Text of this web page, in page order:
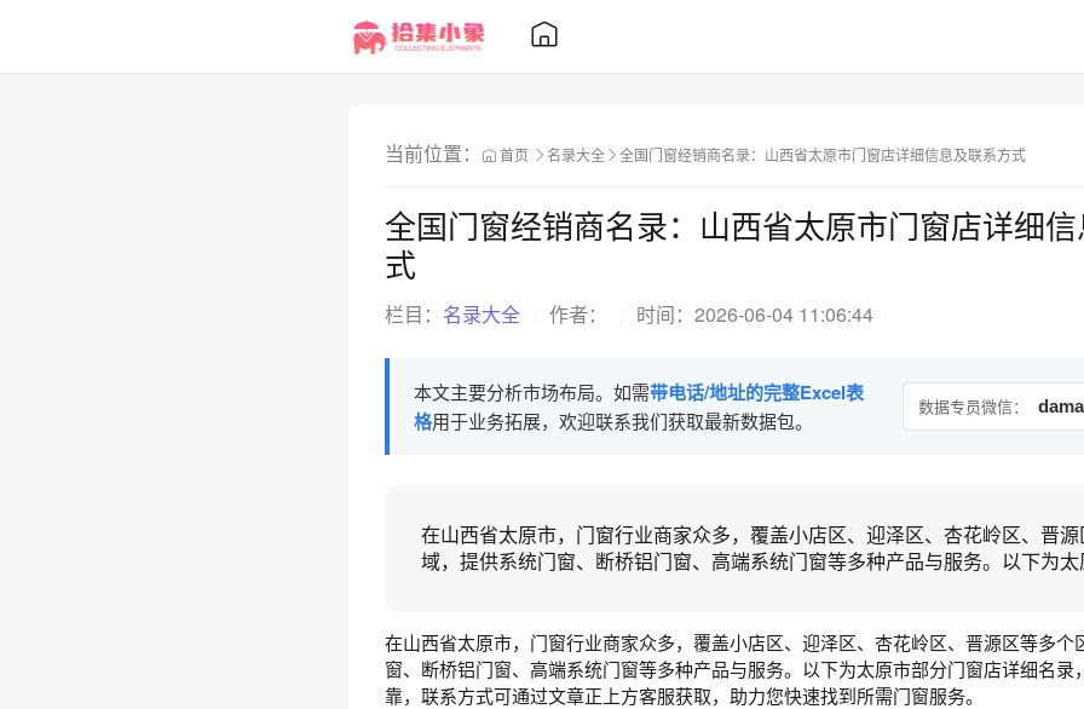
当前位置： 首页 名录大全 全国门窗经销商名录：山西省太原市门窗店详细信息及联系方式
全国门窗经销商名录：山西省太原市门窗店详细
式
栏目： 名录大全 作者： 时间： 2026-06-04 11:06:44
本文主要分析市场布局。如需带电话/地址的完整Excel表
格用于业务拓展，欢迎联系我们获取最新数据包。
数据专员微信：
在山西省太原市，门窗行业商家众多，覆盖小店区、迎泽区、杏花岭区、晋
域，提供系统门窗、断桥铝门窗、高端系统门窗等多种产品与服务。以下为太
在山西省太原市，门窗行业商家众多，覆盖小店区、迎泽区、杏花岭区、晋源区等多个
窗、断桥铝门窗、高端系统门窗等多种产品与服务。以下为太原市部分门窗店详细名录
靠，联系方式可通过文章正上方客服获取，助力您快速找到所需门窗服务。